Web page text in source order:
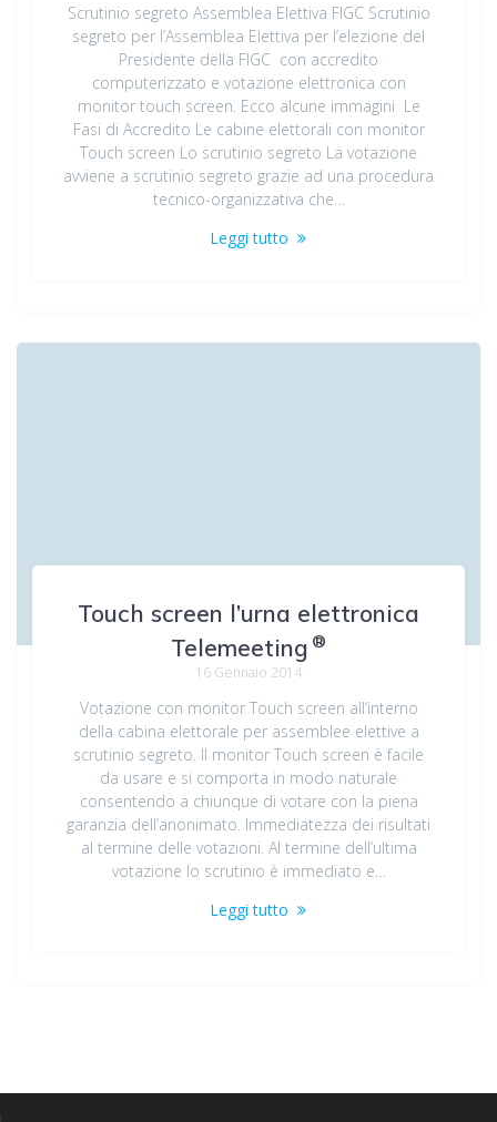
Scrutinio segreto Assemblea Elettiva FIGC Scrutinio
segreto per l’Assemblea Elettiva per l’elezione del
Presidente della FIGC con accredito
computerizzato e votazione elettronica con
monitor touch screen. Ecco alcune immagini Le
Fasi di Accredito Le cabine elettorali con monitor
Touch screen Lo scrutinio segreto La votazione
avviene a scrutinio segreto grazie ad una procedura
tecnico-organizzativa che…
Leggi tutto
Touch screen l’urna elettronica
Telemeeting ®
16 Gennaio 2014
Votazione con monitor Touch screen all’interno
della cabina elettorale per assemblee elettive a
scrutinio segreto. Il monitor Touch screen è facile
da usare e si comporta in modo naturale
consentendo a chiunque di votare con la piena
garanzia dell’anonimato. Immediatezza dei risultati
al termine delle votazioni. Al termine dell’ultima
votazione lo scrutinio è immediato e…
Leggi tutto